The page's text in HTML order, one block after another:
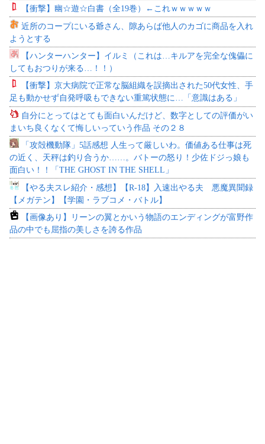
【衝撃】幽☆遊☆白書（全19巻）←これｗｗｗｗｗ
近所のコープにいる爺さん、隙あらば他人のカゴに商品を入れ
ようとする
【ハンターハンター】イルミ（これは…キルアを完全な傀儡に
してもおつりが来る…！！）
【衝撃】京大病院で正常な脳組織を誤摘出された50代女性、手
足も動かせず自発呼吸もできない重篤状態に…「意識はある」
自分にとってはとても面白いんだけど、数字としての評価がい
まいち良くなくて悔しいっていう作品 その２８
「攻殻機動隊」5話感想 人生って厳しいわ。価値ある仕事は死
の近く、天秤は釣り合うか……。バトーの怒り！少佐ドジっ娘も
面白い！！「THE GHOST IN THE SHELL」
【やる夫スレ紹介・感想】【R-18】入速出やる夫 悪魔異聞録
【メガテン】【学園・ラブコメ・バトル】
【画像あり】リーンの翼とかいう物語のエンディングが富野作
品の中でも屈指の美しさを誇る作品